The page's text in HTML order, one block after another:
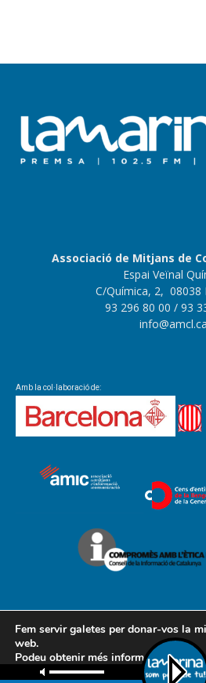
Associació de Mitjans de
Espai Veïnal
C/Química, 2, 08038
93 296 80 00 / 93
Amb la col·laboració de:
Contacte Avís legal Política de
Fem servir galetes per donar-vos la
web.
Podeu obtenir més informació sobre
o desactivar-les a la
configuració.